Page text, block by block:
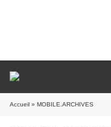
Accueil » MOBILE.ARCHIVES